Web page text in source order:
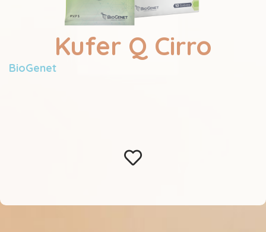
Kufer Q Cirro
BioGenet